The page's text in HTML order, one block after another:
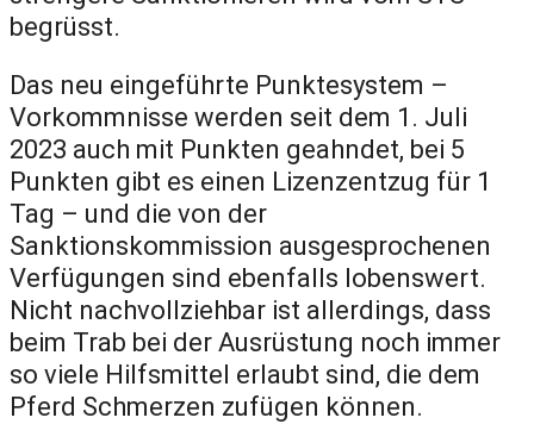
begrüsst.
Das neu eingeführte Punktesystem –
Vorkommnisse werden seit dem 1. Juli
2023 auch mit Punkten geahndet, bei 5
Punkten gibt es einen Lizenzentzug für 1
Tag – und die von der
Sanktionskommission ausgesprochenen
Verfügungen sind ebenfalls lobenswert.
Nicht nachvollziehbar ist allerdings, dass
beim Trab bei der Ausrüstung noch immer
so viele Hilfsmittel erlaubt sind, die dem
Pferd Schmerzen zufügen können.